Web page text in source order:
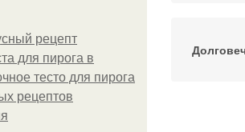
рецепт
для пирога в
тесто для пирога
рецептов